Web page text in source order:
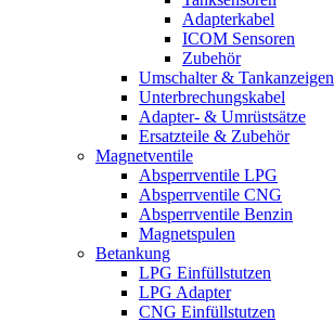
Adapterkabel
ICOM Sensoren
Zubehör
Umschalter & Tankanzeigen
Unterbrechungskabel
Adapter- & Umrüstsätze
Ersatzteile & Zubehör
Magnetventile
Absperrventile LPG
Absperrventile CNG
Absperrventile Benzin
Magnetspulen
Betankung
LPG Einfüllstutzen
LPG Adapter
CNG Einfüllstutzen